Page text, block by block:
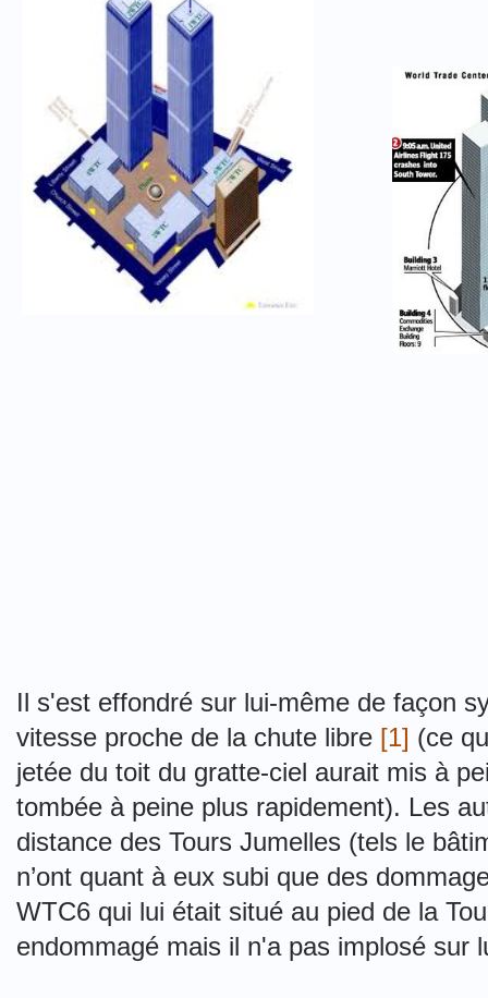
Il s'est effondré sur lui-même de façon
vitesse proche de la chute libre [1] (ce
jetée du toit du gratte-ciel aurait mis à
tombée à peine plus rapidement). Les
distance des Tours Jumelles (tels le
n’ont quant à eux subi que des
WTC6 qui lui était situé au pied de la
endommagé mais il n'a pas implosé sur